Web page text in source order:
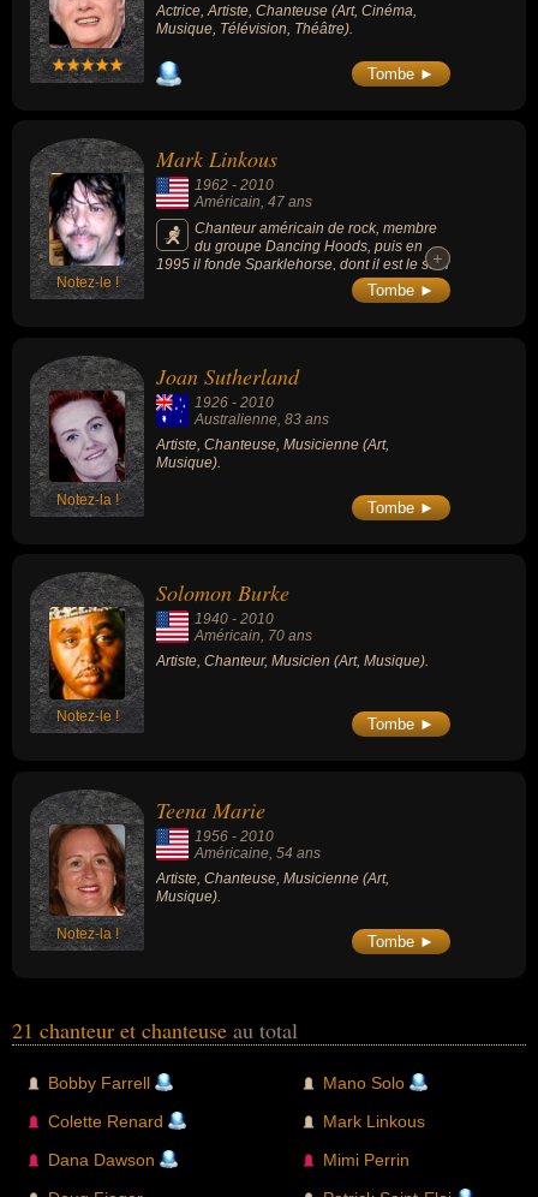
Actrice, Artiste, Chanteuse (Art, Cinéma,
Musique, Télévision, Théâtre).
Tombe ►
Notez-le !
Mark Linkous
1962 - 2010
Américain, 47 ans
Chanteur américain de rock, membre
du groupe Dancing Hoods, puis en
1995 il fonde Sparklehorse, dont il est le seul
membre permanent. Parmi ses chansons les
plus connues : « Daddy's Gone » (2010), «
+
+
Tombe ►
Notez-la !
Joan Sutherland
1926 - 2010
Australienne, 83 ans
Artiste, Chanteuse, Musicienne (Art,
Musique).
Tombe ►
Notez-le !
Solomon Burke
1940 - 2010
Américain, 70 ans
Artiste, Chanteur, Musicien (Art, Musique).
Tombe ►
Notez-la !
Teena Marie
1956 - 2010
Américaine, 54 ans
Artiste, Chanteuse, Musicienne (Art,
Musique).
Tombe ►
21 chanteur et chanteuse au total
Bobby Farrell
Colette Renard
Dana Dawson
Mano Solo
Mark Linkous
Mimi Perrin